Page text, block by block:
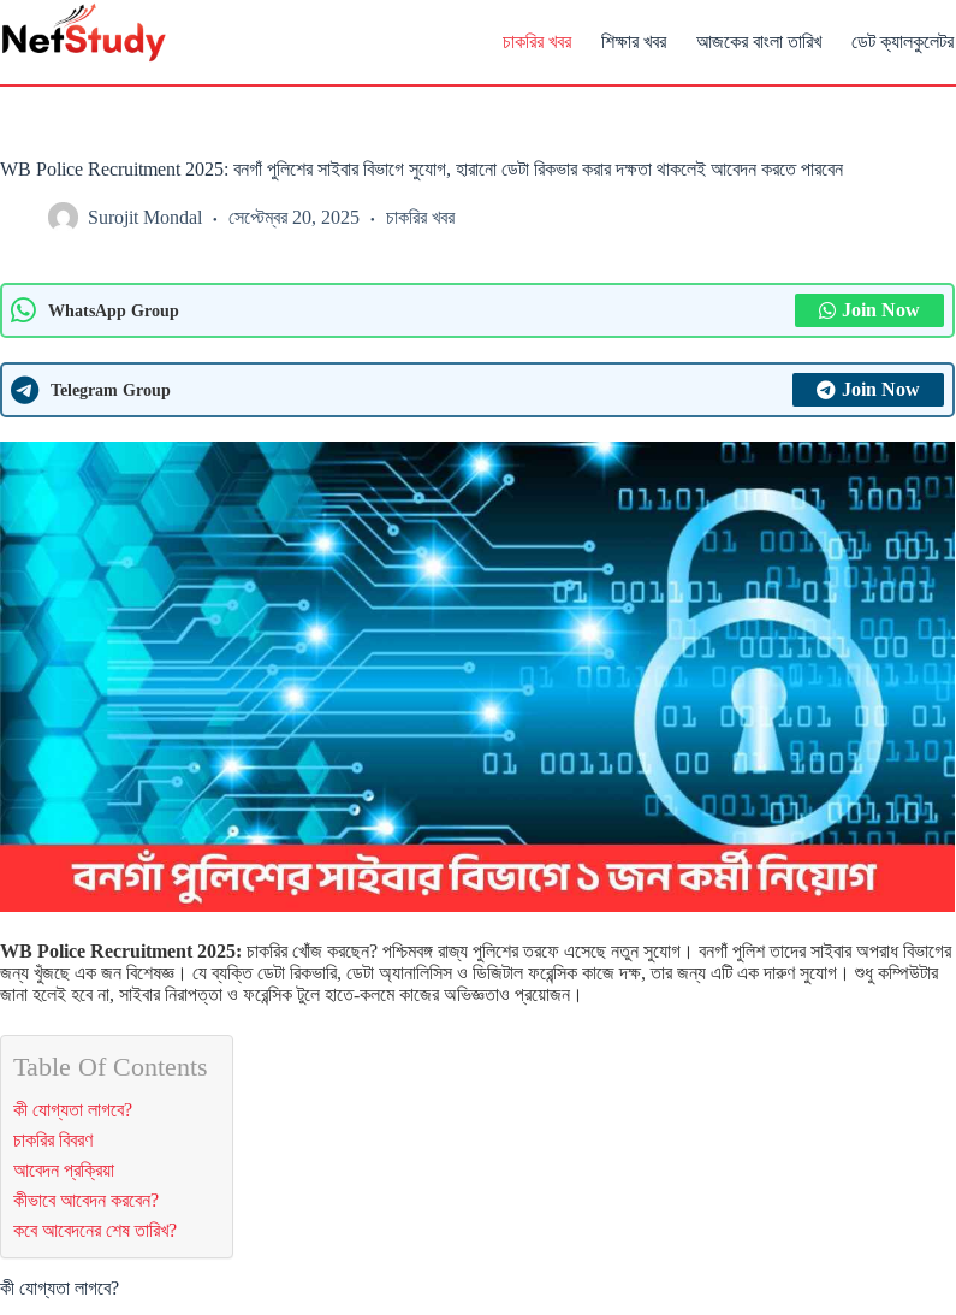
to
content
চাকরির খবর শিক্ষার খবর আজকের বাংলা তারিখ ডেট ক্যালকুলেটর
WB Police Recruitment 2025: বনগাঁ পুলিশের সাইবার বিভাগে সুযোগ, হারানো ডেটা রিকভার করার দক্ষতা থাকলেই আবেদন করতে পারবেন
Surojit Mondal সেপ্টেম্বর 20, 2025 চাকরির খবর
WhatsApp Group Join Now
Telegram Group Join Now
WB Police Recruitment 2025: চাকরির খোঁজ করছেন? পশ্চিমবঙ্গ রাজ্য পুলিশের তরফে এসেছে নতুন সুযোগ। বনগাঁ পুলিশ তাদের সাইবার অপরাধ বিভাগের
জন্য খুঁজছে এক জন বিশেষজ্ঞ। যে ব্যক্তি ডেটা রিকভারি, ডেটা অ্যানালিসিস ও ডিজিটাল ফরেন্সিক কাজে দক্ষ, তার জন্য এটি এক দারুণ সুযোগ। শুধু কম্পিউটার
জানা হলেই হবে না, সাইবার নিরাপত্তা ও ফরেন্সিক টুলে হাতে-কলমে কাজের অভিজ্ঞতাও প্রয়োজন।
Table Of Contents
কী যোগ্যতা লাগবে?
চাকরির বিবরণ
আবেদন প্রক্রিয়া
কীভাবে আবেদন করবেন?
কবে আবেদনের শেষ তারিখ?
কী যোগ্যতা লাগবে?